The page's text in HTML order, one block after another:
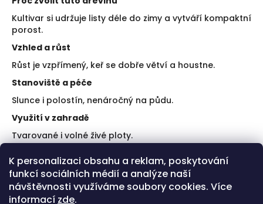
K personalizaci obsahu a reklam, poskytování
funkcí sociálních médií a analýze naší
návštěvnosti využíváme soubory cookies. Více
informací zde.
Kultivar si udržuje listy déle do zimy a vytváří kompaktní
porost.
Vzhled a růst
Růst je vzpřímený, keř se dobře větví a houstne.
Stanoviště a péče
Slunce i polostín, nenáročný na půdu.
Využití v zahradě
Tvarované i volné živé ploty.
Sázejte do rovnoměrného sponu.
Pravidelně tvarujte.